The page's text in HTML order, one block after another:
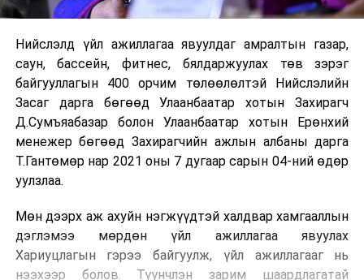
Нийслэлд үйл ажиллагаа явуулдаг амралтын газар,
саун, бассейн, фитнес, бялдаржуулах төв зэрэг
байгууллагын 400 орчим төлөөлөлтэй Нийслэлийн
Засаг дарга бөгөөд Улаанбаатар хотын Захирагч
Д.Сумъяабазар болон Улаанбаатар хотын Ерөнхий
менежер бөгөөд Захирагчийн ажлын албаны дарга
Т.Гантөмөр нар 2021 оны 7 дугаар сарын 04-ний өдөр
уулзлаа.
Мөн дээрх аж ахуйн нэгжүүдтэй халдвар хамгааллын
дэглэмээ мөрдөн үйл ажиллагаа явуулах
Хариуцлагын гэрээ байгуулж, үйл ажиллагааг нь
нээхээр болов. Түүнчлэн зарим шаардлагатай